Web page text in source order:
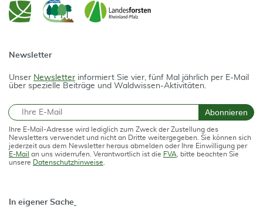
Newsletter
Unser Newsletter informiert Sie vier, fünf Mal jährlich per E-Mail
über spezielle Beiträge und Waldwissen-Aktivitäten.
E-Mail Abonnieren
Ihre E-Mail-Adresse wird lediglich zum Zweck der Zustellung des
Newsletters verwendet und nicht an Dritte weitergegeben. Sie können sich
jederzeit aus dem Newsletter heraus abmelden oder Ihre Einwilligung per
E-Mail an uns widerrufen. Verantwortlich ist die FVA , bitte beachten Sie
unsere Datenschutzhinweise
In eigener Sache